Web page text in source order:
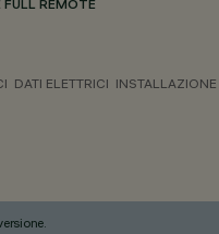
FULL REMOTE
DATI ELETTRICI INSTALLAZIONE